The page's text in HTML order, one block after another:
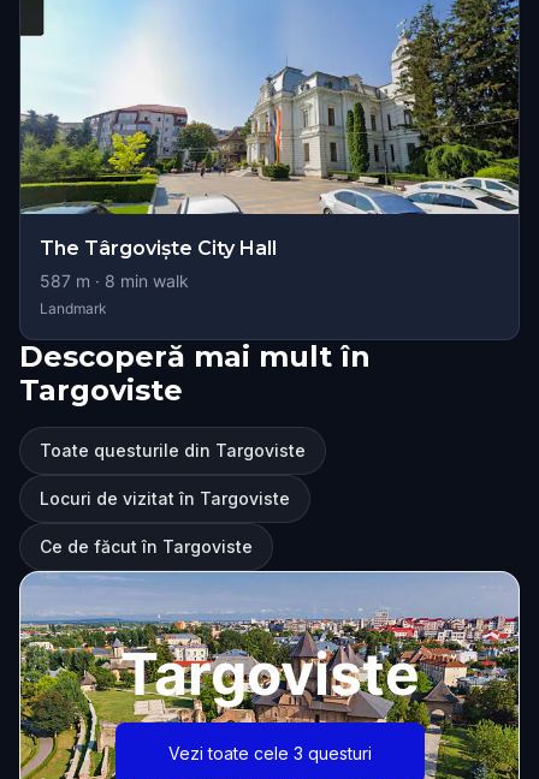
The Târgoviște City Hall
587 m · 8 min walk
Landmark
Descoperă mai mult în
Targoviste
Toate questurile din Targoviste
Locuri de vizitat în Targoviste
Ce de făcut în Targoviste
Targoviste
Vezi toate cele 3 questuri